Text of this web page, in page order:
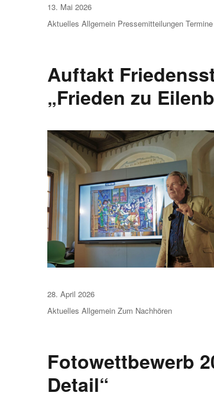
Veröffentlicht
am
13. Mai 2026
Aktuelles Allgemein Pressemitteilungen Termine
Auftakt
„Frieden zu
Veröffentlicht
am
28. April 2026
Aktuelles Allgemein Zum Nachhören
Fotowettbewerb
Detail“